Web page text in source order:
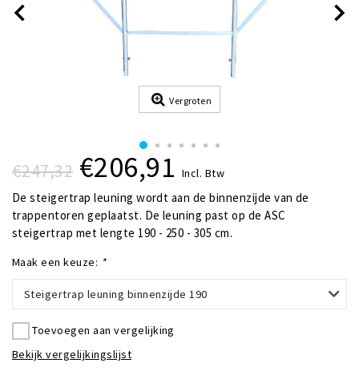
Vergroten
€247,32 €206,91 Incl. Btw
De steigertrap leuning wordt aan de binnenzijde van de
trappentoren geplaatst. De leuning past op de ASC
steigertrap met lengte 190 - 250 - 305 cm.
Maak een keuze: *
Steigertrap leuning binnenzijde 190
Toevoegen aan vergelijking
Bekijk vergelijkingslijst